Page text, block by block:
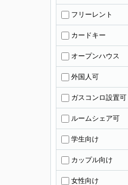
フリーレント
カードキー
オープンハウス
外国人可
ガスコンロ設置可
ルームシェア可
学生向け
カップル向け
女性向け